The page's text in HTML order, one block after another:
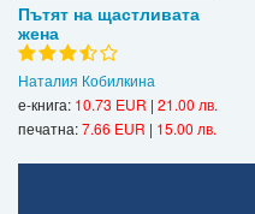
Пътят на щастливата
жена
Наталия Кобилкина
е-книга: 10.73 EUR | 21.00 лв.
печатна:7.66 EUR | 15.00 лв.